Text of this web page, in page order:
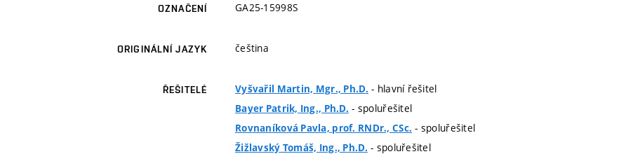
OZNAČENÍ GA25-15998S
ORIGINÁLNÍ JAZYK čeština
ŘEŠITELÉ Vyšvařil Martin, Mgr., Ph.D. - hlavní řešitel
Bayer Patrik, Ing., Ph.D. - spoluřešitel
Rovnaníková Pavla, prof. RNDr., CSc. - spoluřešitel
Žižlavský Tomáš, Ing., Ph.D. - spoluřešitel